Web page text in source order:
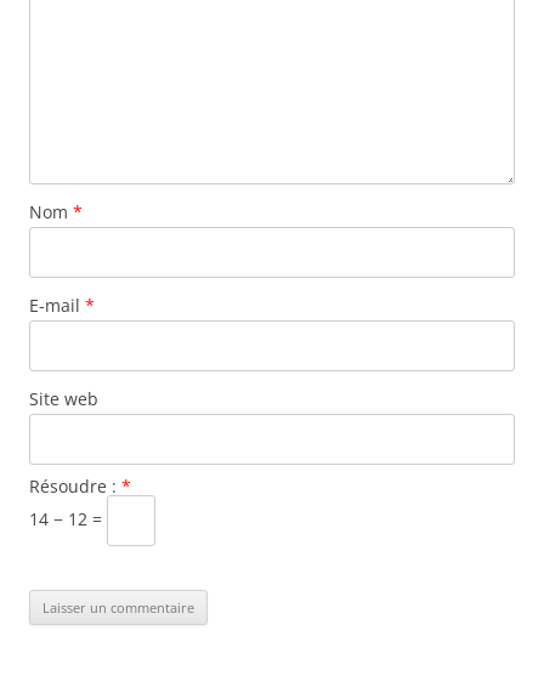
Nom *
E-mail *
Site web
Résoudre : *
14 − 12 =